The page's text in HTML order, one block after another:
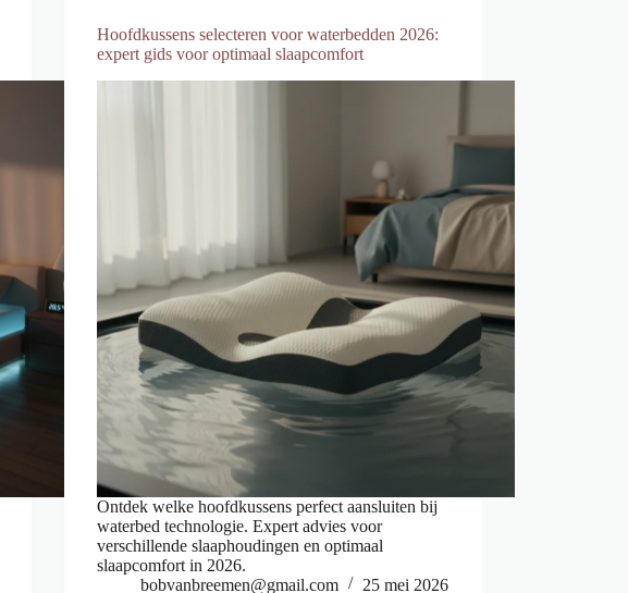
Hoofdkussens selecteren voor waterbedden 2026:
expert gids voor optimaal slaapcomfort
Ontdek welke hoofdkussens perfect aansluiten bij
waterbed technologie. Expert advies voor
verschillende slaaphoudingen en optimaal
slaapcomfort in 2026.
bobvanbreemen@gmail.com
25 mei 2026